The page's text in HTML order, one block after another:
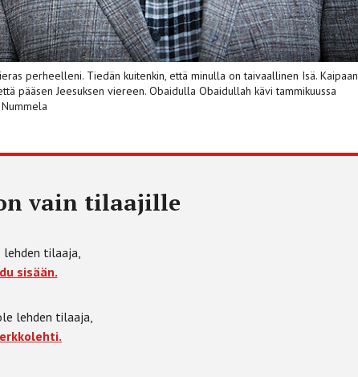
perheelleni. Tiedän kuitenkin, että minulla on taivaallinen Isä. Kaipaan
pääsen Jeesuksen viereen. Obaidulla Obaidullah kävi tammikuussa
vain tilaajille
tilaaja,
sisään.
lehden tilaaja,